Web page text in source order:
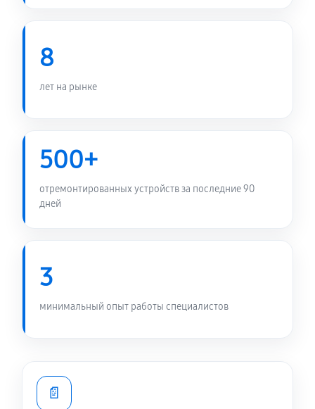
Ремонт кнопки планшета Asus Fonepad
8
лет на рынке
500+
отремонтированных устройств за последние 90
дней
3
минимальный опыт работы специалистов
📄